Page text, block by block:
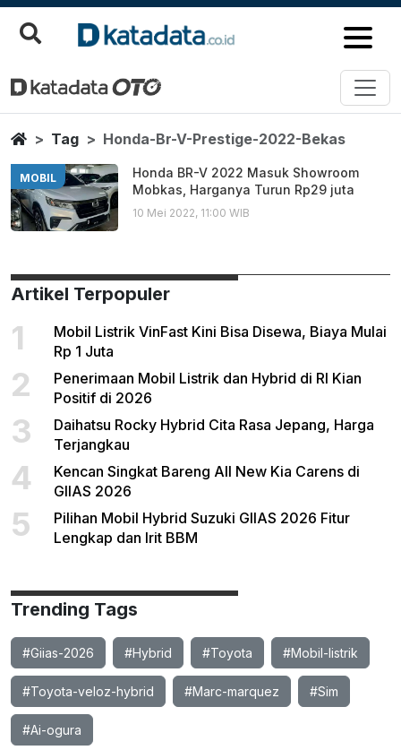
Honda Br V Prestige 2022
Berita Terbaru
HomeTag Honda-Br-V-Prestige-2022-Bekas
MOBIL
Honda BR-V 2022 Masuk Showroom
Mobkas, Harganya Turun Rp29 juta
10 Mei 2022, 11:00 WIB
Artikel Terpopuler
1
Mobil Listrik VinFast Kini Bisa Disewa, Biaya Mulai
Rp 1 Juta
2
Penerimaan Mobil Listrik dan Hybrid di RI Kian
Positif di 2026
3
Daihatsu Rocky Hybrid Cita Rasa Jepang, Harga
Terjangkau
4
Kencan Singkat Bareng All New Kia Carens di
GIIAS 2026
5
Pilihan Mobil Hybrid Suzuki GIIAS 2026 Fitur
Lengkap dan Irit BBM
Trending Tags
#Giias-2026 #Hybrid #Toyota #Mobil-listrik
#Toyota-veloz-hybrid #Marc-marquez #Sim
#Ai-ogura